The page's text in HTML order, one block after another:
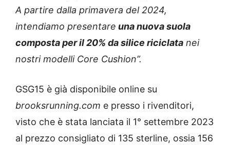
A partire dalla primavera del 2024,
intendiamo presentare una nuova suola
composta per il 20% da silice riciclata nei
nostri modelli Core Cushion”.
GSG15 è già disponibile online su
brooksrunning.com e presso i rivenditori,
visto che è stata lanciata il 1° settembre 2023
al prezzo consigliato di 135 sterline, ossia 156